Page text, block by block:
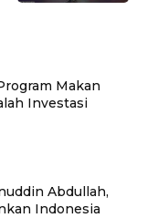
Makan
Investasi
Abdullah,
Indonesia